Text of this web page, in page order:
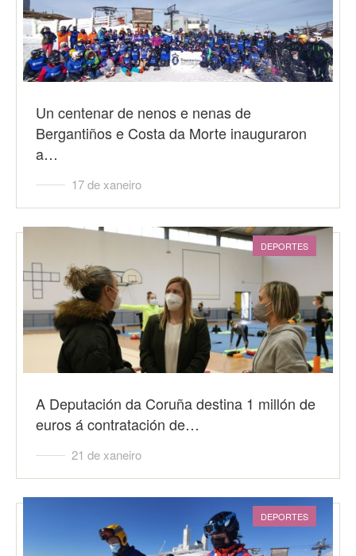
Un centenar de nenos e nenas de
Bergantiños e Costa da Morte inauguraron
a…
17 de xaneiro
DEPORTES
A Deputación da Coruña destina 1 millón de
euros á contratación de…
21 de xaneiro
DEPORTES